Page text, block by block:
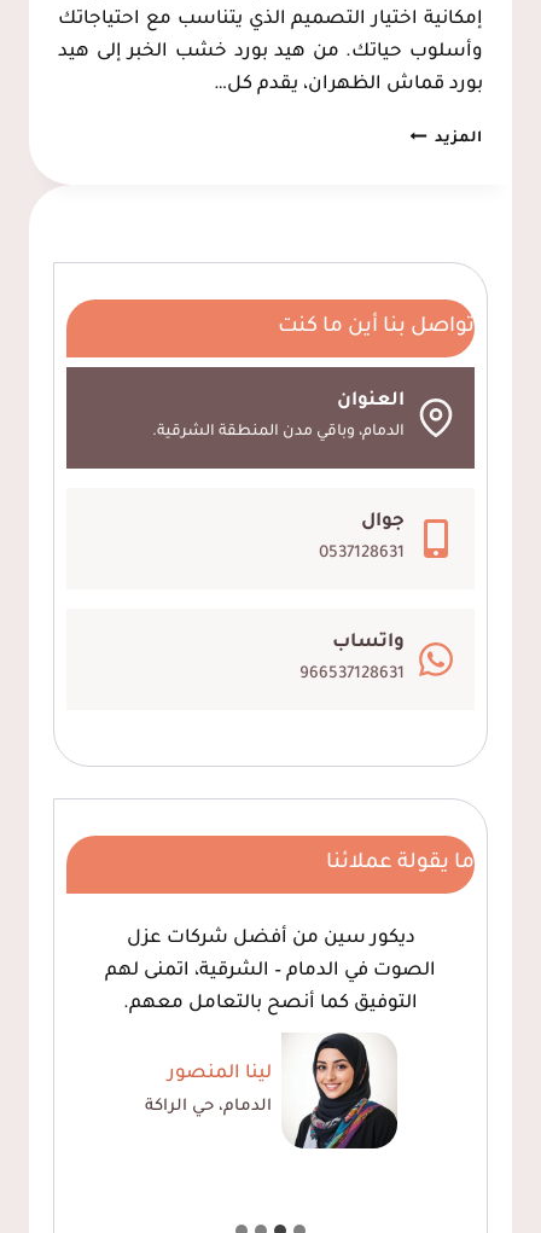
إمكانية اختيار التصميم الذي يتناسب مع احتياجاتك
وأسلوب حياتك. من هيد بورد خشب الخبر إلى هيد
بورد قماش الظهران، يقدم كل…
المزيدتفصيل
0537128631
خلفيه
سرير
هيدبورد
الخبر
تواصل بنا أين ما كنت
العنوان
الدمام، وباقي مدن المنطقة الشرقية.
جوال
0537128631
واتساب
966537128631
ما يقولة عملائنا
ديكور سين من أفضل شركات عزل
الصوت في الدمام – الشرقية، اتمنى لهم
التوفيق كما أنصح بالتعامل معهم.
لينا المنصور
الدمام، حي الراكة